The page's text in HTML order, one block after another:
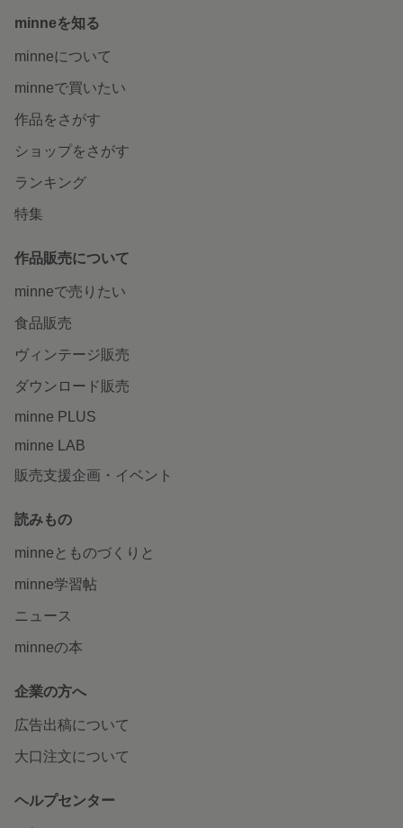
minneを知る
minneについて
minneで買いたい
作品をさがす
ショップをさがす
ランキング
特集
作品販売について
minneで売りたい
食品販売
ヴィンテージ販売
ダウンロード販売
minne PLUS
minne LAB
販売支援企画・イベント
読みもの
minneとものづくりと
minne学習帖
ニュース
minneの本
企業の方へ
広告出稿について
大口注文について
ヘルプセンター